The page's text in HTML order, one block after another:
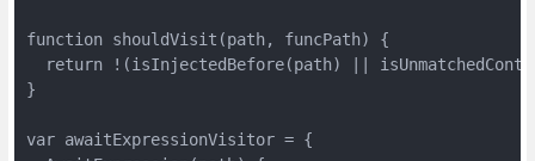
function shouldVisit(path, funcPath) {
return !(isInjectedBefore(path) ||
}
var awaitExpressionVisitor = {